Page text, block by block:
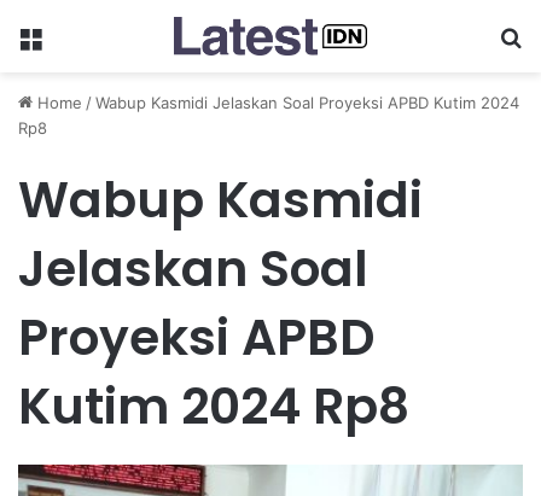
Menu
Home /Wabup Kasmidi Jelaskan Soal Proyeksi APBD Kutim 2024
Rp8
Wabup Kasmidi
Jelaskan Soal
Proyeksi APBD
Kutim 2024 Rp8